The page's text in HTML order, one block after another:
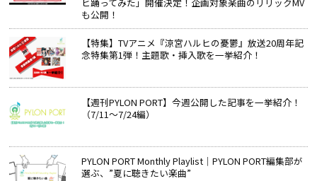
も公開！
【特集】TVアニメ『涼宮ハルヒの憂鬱』放送20周年記
念特集第1弾！主題歌・挿入歌を一挙紹介！
【週刊PYLON PORT】今週公開した記事を一挙紹介！
（7/11～7/24編）
PYLON PORT Monthly Playlist│PYLON PORT編集部が
選ぶ、”夏に聴きたい楽曲”